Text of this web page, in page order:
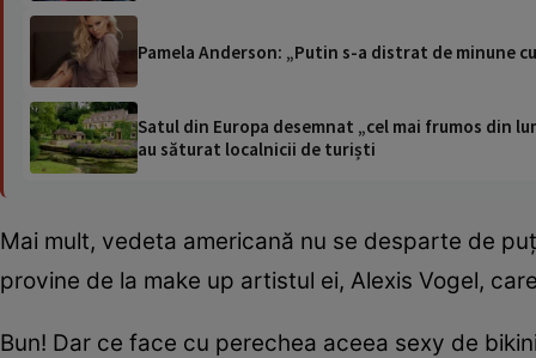
Pamela Anderson: „Putin s-a distrat de minune
Satul din Europa desemnat „cel mai frumos din
au săturat localnicii de turiști
Mai mult, vedeta americană nu se desparte de
provine de la make up artistul ei, Alexis Vogel,
Bun! Dar ce face cu perechea aceea sexy de